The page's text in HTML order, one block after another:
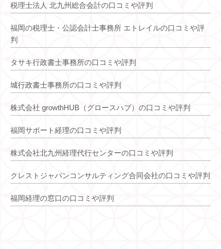
税理士法人 北九州総合会計の口コミや評判
福岡の税理士・公認会計士事務所 エトレイルの口コミや評
判
タサキ行政書士事務所の口コミや評判
城行政書士事務所の口コミや評判
株式会社 growthHUB（グロースハブ）の口コミや評判
福岡サポート経理の口コミや評判
株式会社北九州経理代行センターの口コミや評判
クレストジャパンコンサルティング合同会社の口コミや評判
福岡経理の窓口の口コミや評判